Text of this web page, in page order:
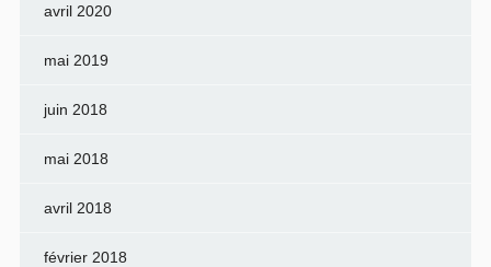
avril 2020
mai 2019
juin 2018
mai 2018
avril 2018
février 2018